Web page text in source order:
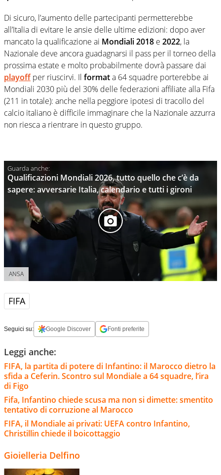
Di sicuro, l’aumento delle partecipanti permetterebbe
all’Italia di evitare le ansie delle ultime edizioni: dopo aver
mancato la qualificazione ai Mondiali 2018 e 2022, la
Nazionale deve ancora guadagnarsi il pass per il torneo della
prossima estate e molto probabilmente dovrà passare dai
playoffper riuscirvi. Il formata 64 squadre porterebbe ai
Mondiali 2030 più del 30% delle federazioni affiliate alla Fifa
(211 in totale): anche nella peggiore ipotesi di tracollo del
calcio italiano è difficile immaginare che la Nazionale azzurra
non riesca a rientrare in questo gruppo.
Qualificazioni Mondiali 2026, tutto quello che c’è da
sapere: avversarie Italia, calendario e tutti i gironi
ANSA
FIFA
Seguici su: Google Discover Fonti preferite
Leggi anche:
FIFA, la partita di potere di Infantino: il Marocco dietro la
sfida a Ceferin. Scontro sul Mondiale a 64 squadre, l’ira
di Figo
Fifa, Infantino chiede scusa ma non si dimette: smentito
tentativo di corruzione al Marocco
FIFA, il Mondiale ai privati: UEFA contro Infantino,
Christillin chiede il boicottaggio
Gioielleria Delfino